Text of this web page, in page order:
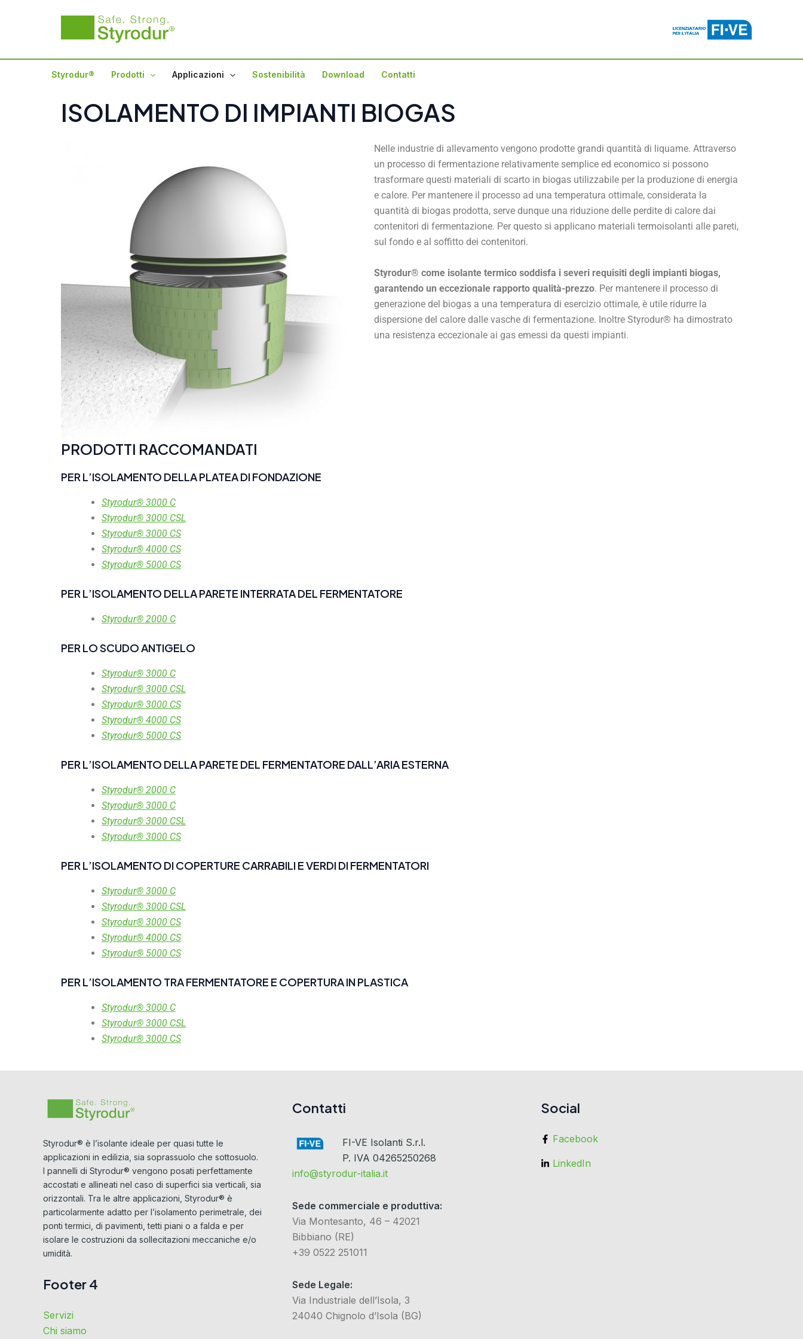
Styrodur® Prodotti Applicazioni Sostenibilità Download Contatti
ISOLAMENTO DI IMPIANTI BIOGAS
Nelle industrie di allevamento vengono prodotte grandi quantità di liquame. Attraverso
un processo di fermentazione relativamente semplice ed economico si possono
trasformare questi materiali di scarto in biogas utilizzabile per la produzione di energia
e calore. Per mantenere il processo ad una temperatura ottimale, considerata la
quantità di biogas prodotta, serve dunque una riduzione delle perdite di calore dai
contenitori di fermentazione. Per questo si applicano materiali termoisolanti alle pareti,
sul fondo e al soffitto dei contenitori.
Styrodur® come isolante termico soddisfa i severi requisiti degli impianti biogas,
garantendo un eccezionale rapporto qualità-prezzo. Per mantenere il processo di
generazione del biogas a una temperatura di esercizio ottimale, è utile ridurre la
dispersione del calore dalle vasche di fermentazione. Inoltre Styrodur® ha dimostrato
una resistenza eccezionale ai gas emessi da questi impianti.
PRODOTTI RACCOMANDATI
PER L’ISOLAMENTO DELLA PLATEA DI FONDAZIONE
Styrodur® 3000 C
Styrodur® 3000 CSL
Styrodur® 3000 CS
Styrodur® 4000 CS
Styrodur® 5000 CS
PER L’ISOLAMENTO DELLA PARETE INTERRATA DEL FERMENTATORE
Styrodur® 2000 C
PER LO SCUDO ANTIGELO
Styrodur® 3000 C
Styrodur® 3000 CSL
Styrodur® 3000 CS
Styrodur® 4000 CS
Styrodur® 5000 CS
PER L’ISOLAMENTO DELLA PARETE DEL FERMENTATORE DALL’ARIA ESTERNA
Styrodur® 2000 C
Styrodur® 3000 C
Styrodur® 3000 CSL
Styrodur® 3000 CS
PER L’ISOLAMENTO DI COPERTURE CARRABILI E VERDI DI FERMENTATORI
Styrodur® 3000 C
Styrodur® 3000 CSL
Styrodur® 3000 CS
Styrodur® 4000 CS
Styrodur® 5000 CS
PER L’ISOLAMENTO TRA FERMENTATORE E COPERTURA IN PLASTICA
Styrodur® 3000 C
Styrodur® 3000 CSL
Styrodur® 3000 CS
Styrodur® è l’isolante ideale per quasi tutte le
applicazioni in edilizia, sia soprassuolo che sottosuolo.
I pannelli di Styrodur® vengono posati perfettamente
accostati e allineati nel caso di superfici sia verticali, sia
orizzontali. Tra le altre applicazioni, Styrodur® è
particolarmente adatto per l’isolamento perimetrale, dei
ponti termici, di pavimenti, tetti piani o a falda e per
isolare le costruzioni da sollecitazioni meccaniche e/o
umidità.
Footer 4
Servizi
Chi siamo
Contatti
FI-VE Isolanti S.r.l.
P. IVA 04265250268
info@styrodur-italia.it
Sede commerciale e produttiva:
Via Montesanto, 46 – 42021
Bibbiano (RE)
+39 0522 251011
Sede Legale:
Via Industriale dell’Isola, 3
24040 Chignolo d’Isola (BG)
Social
Facebook
LinkedIn